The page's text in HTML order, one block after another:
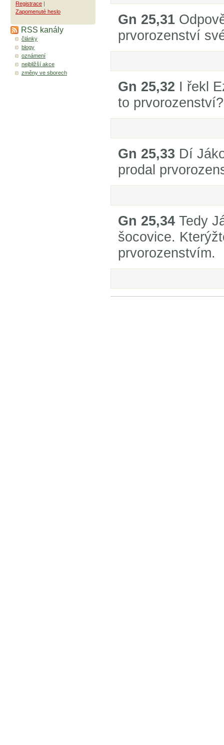
Registrace |
Zapomenuté heslo
RSS kanály
články
blogy
oznámení
nejbližší akce
změny ve sborech
Gn 25,31
prvorozenství
Gn 25,32 I řekl
to prvorozenství?
Gn 25,33 Dí
prodal
Gn 25,34 Tedy
šocovice.
prvorozenstvím.